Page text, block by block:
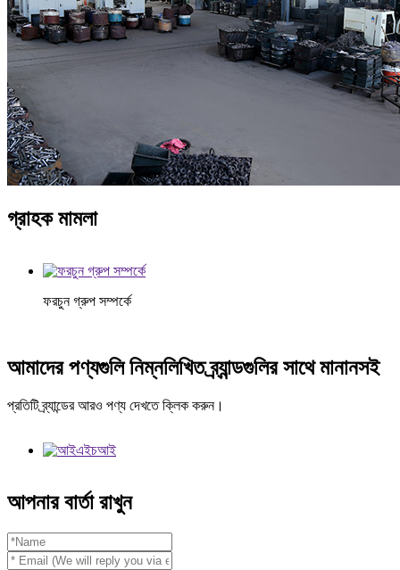
গ্রাহক মামলা
ফরচুন গ্রুপ সম্পর্কে
আমাদের পণ্যগুলি নিম্নলিখিত ব্র্যান্ডগুলির সাথে মানানসই
প্রতিটি ব্র্যান্ডের আরও পণ্য দেখতে ক্লিক করুন।
আপনার বার্তা রাখুন